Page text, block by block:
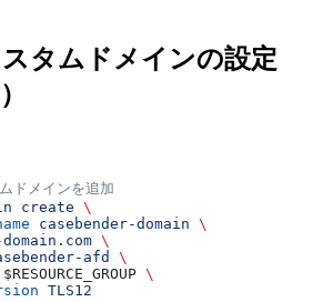
タムドメインの設定
メインを追加
create \
casebender-domain \
\
afd
\
$RESOURCE_GROUP \
TLS12